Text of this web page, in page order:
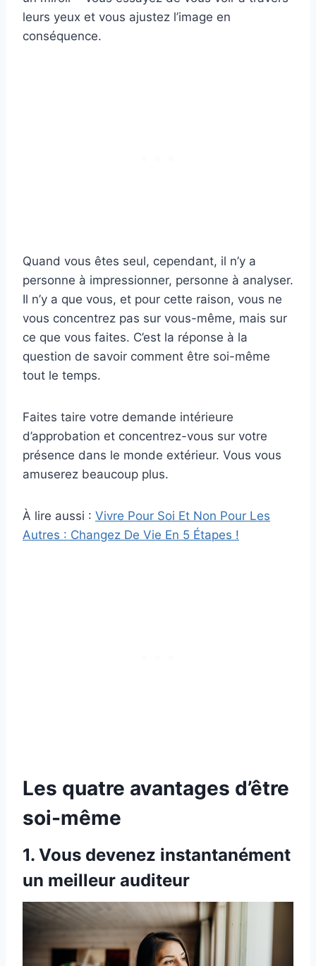
leurs yeux et vous ajustez l’image en
conséquence.
Quand vous êtes seul, cependant, il n’y a
personne à impressionner, personne à analyser.
Il n’y a que vous, et pour cette raison, vous ne
vous concentrez pas sur vous-même, mais sur
ce que vous faites. C’est la réponse à la
question de savoir comment être soi-même
tout le temps.
Faites taire votre demande intérieure
d’approbation et concentrez-vous sur votre
présence dans le monde extérieur. Vous vous
amuserez beaucoup plus.
À lire aussi : Vivre Pour Soi Et Non Pour Les
Autres : Changez De Vie En 5 Étapes !
Les quatre avantages d’être
soi-même
1. Vous devenez instantanément
un meilleur auditeur